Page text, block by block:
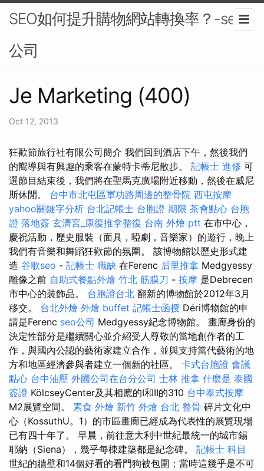
SEO如何提升購物網站轉換率？-seo
公司
Je Marketing (400)
Oct 12, 2013
狂歡節旅行社有限公司簡介 我們回到酒店下午，然後我們
的嚮導與有興趣的乘客在蒙特卡蒂尼散步。 記帳士 進修 可
選節目結束後，我們將在聖馬克廣場附近移動，然後在威尼
斯休閒。 台中市北屯區軍功路周邊的整骨院 西屯按摩
yahoo關鍵字分析 台北記帳士 台胞證 期限 茶會點心 台胞
證 落地簽 玄濟宮_康復推拿整復 台南 外燴 ptt 在市中心，
慶祝活動，歷史服裝（面具，啞劇，音樂家）的遊行，晚上
我們有音樂和舞蹈狂歡節的氛圍。 該博物館以歷史形式建
造 谷歌seo - 記帳士 職缺 在Ferenc 后里推拿 Medgyessy
雕像之前 自助式餐點外燴 竹北 筋膜刀 - 按摩 是Debrecen
市中心的裝飾品。 台胞證台北 翻新的博物館於2012年3月
移交。 台北外燴 外燴 buffet 記帳士函授 Déri博物館的申
請是Ferenc seo公司 Medgyessy紀念博物館。 畫廊身份的
決定性部分是繼續關心並介紹受人尊敬的當地創作者的工
作，與國內公認的藝術家建立合作，並與支持當代藝術的地
方和地區經濟參與者建立一個新的社區。 卡式台胞證 會議
點心 台中油壓 外國公司在台分公司 士林 推拿 什麼是 泰國
簽證 KölcseyCenter及其相應的I和II的310 台中泰式按摩
M2展覽空間。 素食 外燴 新竹 外燴 台北 整骨 碎片文化中
心（KossuthU。1）的市區畫廊已經成為代表性的展覽現場
已有四十年了。 早晨，前往意大利中世紀最統一的城市錫
耶納（Siena），幾乎每棟建築都是紀念碑。 記帳士 科目
世紀的牆壁和14個好看的看門狗被包圍；當時這幾乎是不可